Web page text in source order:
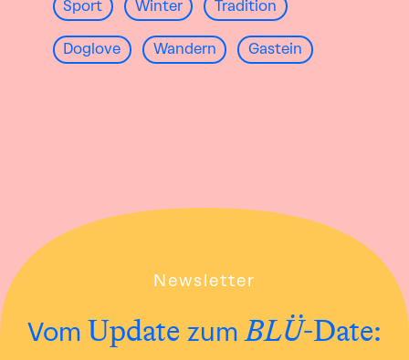
Sport Winter Tradition
Doglove Wandern Gastein
Newsletter
Vom Update zumBLÜ-Date: